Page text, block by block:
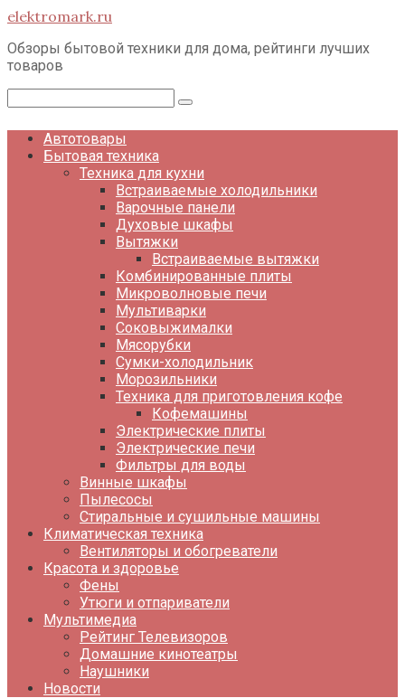
Перейти
контенту
elektromark.ru
Обзоры бытовой техники для дома, рейтинги лучших
товаров
Автотовары
Бытовая техника
Техника для кухни
Встраиваемые холодильники
Варочные панели
Духовые шкафы
Вытяжки
Встраиваемые вытяжки
Комбинированные плиты
Микроволновые печи
Мультиварки
Соковыжималки
Мясорубки
Сумки-холодильник
Морозильники
Техника для приготовления кофе
Кофемашины
Электрические плиты
Электрические печи
Фильтры для воды
Винные шкафы
Пылесосы
Стиральные и сушильные машины
Климатическая техника
Вентиляторы и обогреватели
Красота и здоровье
Фены
Утюги и отпариватели
Мультимедиа
Рейтинг Телевизоров
Домашние кинотеатры
Наушники
Новости